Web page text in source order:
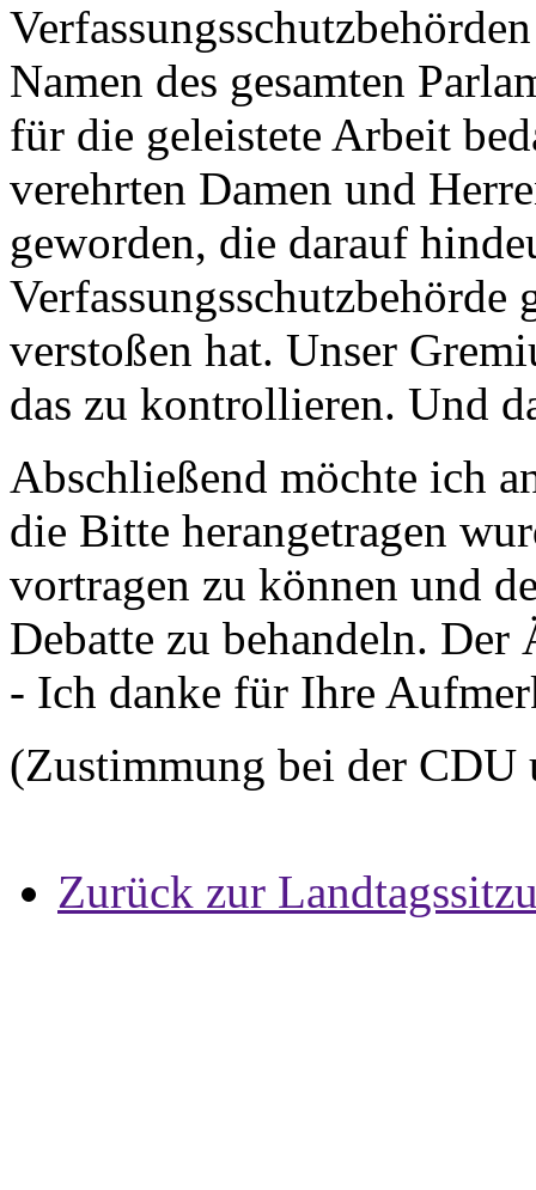
Namen des gesamten
für die geleistete Arbeit
verehrten Damen und
geworden, die darauf
verstoßen hat. Unser
das zu kontrollieren. Und
Abschließend möchte ich
die Bitte herangetragen
vortragen zu können und
Debatte zu behandeln.
- Ich danke für Ihre
(Zustimmung bei der CDU
Zurück zur